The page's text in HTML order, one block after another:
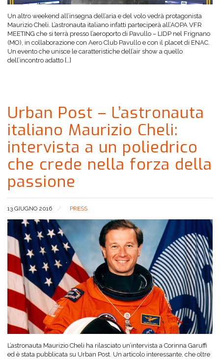
Un altro weekend all’insegna dell’aria e del volo vedrà protagonista
Maurizio Cheli. L’astronauta italiano infatti parteciperà all’AOPA VFR
MEETING che si terrà presso l’aeroporto di Pavullo – LIDP nel Frignano
(MO), in collaborazione con Aero Club Pavullo e con il placet di ENAC.
Un evento che unisce le caratteristiche dell’air show a quello
dell’incontro adatto […]
Urban Post – L’astronauta
italiano Maurizio Cheli:
intervista a un poliedrico
che crede nella forza della
passione
13 GIUGNO 2016 PRESS
L’astronauta Maurizio Cheli ha rilasciato un’intervista a Corinna Garuffi
ed è stata pubblicata su Urban Post. Un articolo interessante, che oltre